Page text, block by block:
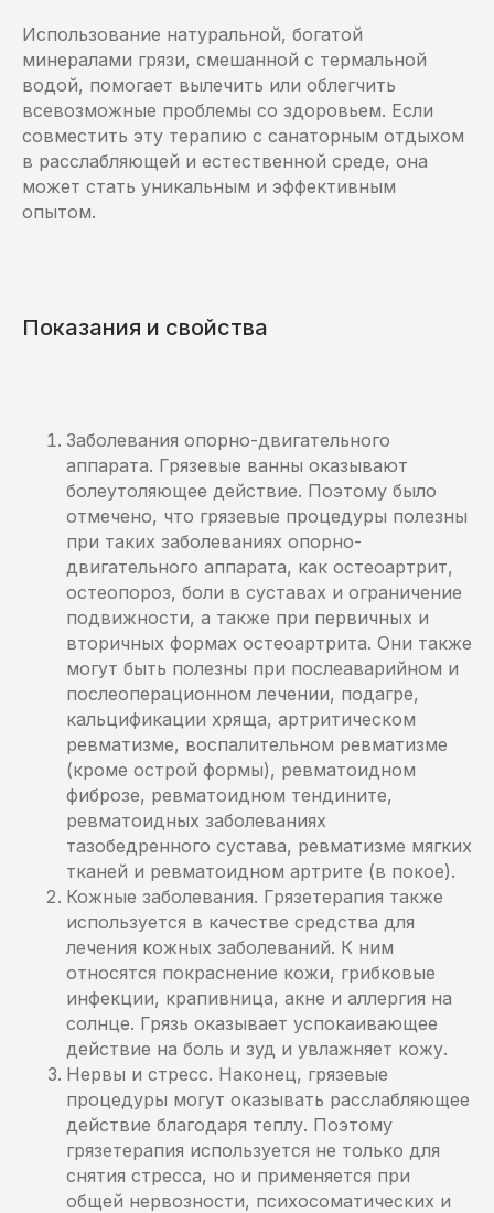
Использование натуральной, богатой
минералами грязи, смешанной с термальной
водой, помогает вылечить или облегчить
всевозможные проблемы со здоровьем. Если
совместить эту терапию с санаторным отдыхом
в расслабляющей и естественной среде, она
может стать уникальным и эффективным
опытом.
Показания и свойства
Заболевания опорно-двигательного
аппарата. Грязевые ванны оказывают
болеутоляющее действие. Поэтому было
отмечено, что грязевые процедуры полезны
при таких заболеваниях опорно-
двигательного аппарата, как остеоартрит,
остеопороз, боли в суставах и ограничение
подвижности, а также при первичных и
вторичных формах остеоартрита. Они также
могут быть полезны при послеаварийном и
послеоперационном лечении, подагре,
кальцификации хряща, артритическом
ревматизме, воспалительном ревматизме
(кроме острой формы), ревматоидном
фиброзе, ревматоидном тендините,
ревматоидных заболеваниях
тазобедренного сустава, ревматизме мягких
тканей и ревматоидном артрите (в покое).
Кожные заболевания. Грязетерапия также
используется в качестве средства для
лечения кожных заболеваний. К ним
относятся покраснение кожи, грибковые
инфекции, крапивница, акне и аллергия на
солнце. Грязь оказывает успокаивающее
действие на боль и зуд и увлажняет кожу.
Нервы и стресс. Наконец, грязевые
процедуры могут оказывать расслабляющее
действие благодаря теплу. Поэтому
грязетерапия используется не только для
снятия стресса, но и применяется при
общей нервозности, психосоматических и